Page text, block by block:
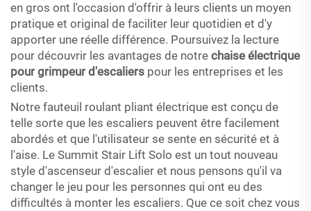
en gros ont l'occasion d'offrir à leurs clients un moyen
pratique et original de faciliter leur quotidien et d'y
apporter une réelle différence. Poursuivez la lecture
pour découvrir les avantages de notre chaise électrique
pour grimpeur d'escaliers pour les entreprises et les
clients.
Notre fauteuil roulant pliant électrique est conçu de
telle sorte que les escaliers peuvent être facilement
abordés et que l'utilisateur se sente en sécurité et à
l'aise. Le Summit Stair Lift Solo est un tout nouveau
style d'ascenseur d'escalier et nous pensons qu'il va
changer le jeu pour les personnes qui ont eu des
difficultés à monter les escaliers. Que ce soit chez vous